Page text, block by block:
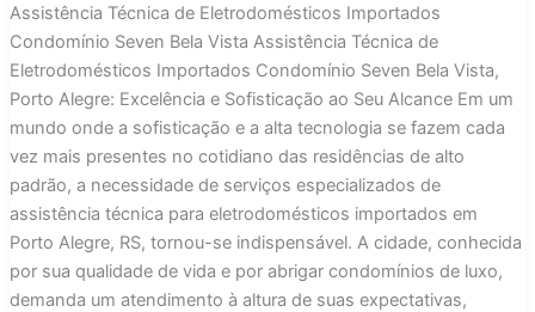
Assistência Técnica de Eletrodomésticos Importados
Condomínio Seven Bela Vista Assistência Técnica de
Eletrodomésticos Importados Condomínio Seven Bela Vista,
Porto Alegre: Excelência e Sofisticação ao Seu Alcance Em um
mundo onde a sofisticação e a alta tecnologia se fazem cada
vez mais presentes no cotidiano das residências de alto
padrão, a necessidade de serviços especializados de
assistência técnica para eletrodomésticos importados em
Porto Alegre, RS, tornou-se indispensável. A cidade, conhecida
por sua qualidade de vida e por abrigar condomínios de luxo,
demanda um atendimento à altura de suas expectativas,